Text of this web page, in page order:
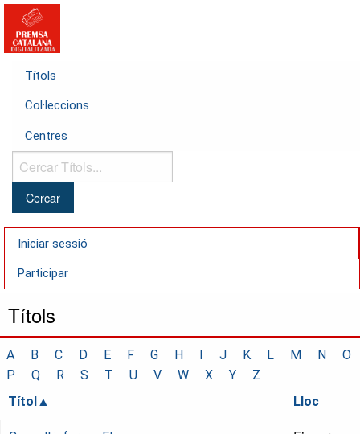
Títols
Col·leccions
Centres
Cercar
Títols...
Iniciar sessió
Participar
Títols
A B C D E F G H I J K L M N
O
P
Q R S T U V W X Y
Z
Títol
Lloc